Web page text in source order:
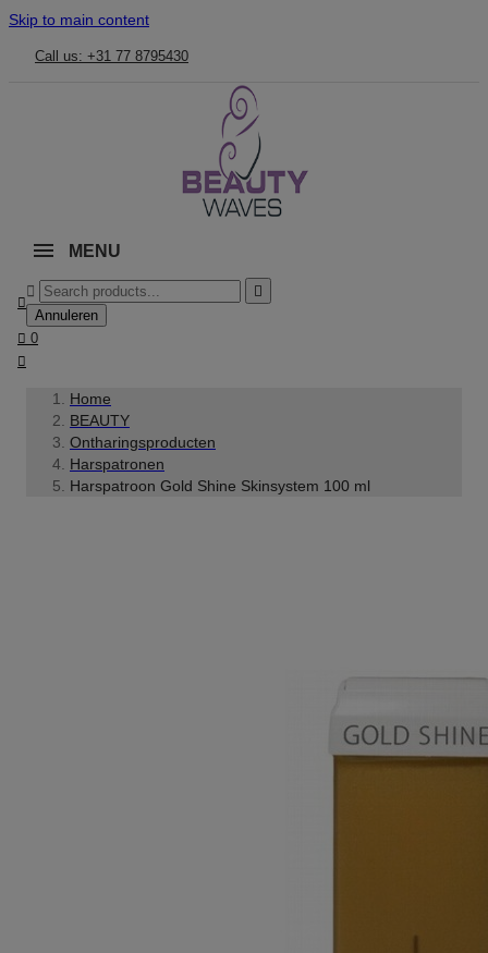
Skip to main content
Call us: +31 77 8795430
MENU



Annuleren
 0

Home
BEAUTY
Ontharingsproducten
Harspatronen
Harspatroon Gold Shine Skinsystem 100 ml